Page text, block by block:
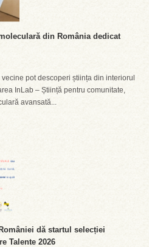
din România dedicat
pot descoperi știința din interiorul
InLab – Știință pentru comunitate,
avansată...
dă startul selecției
Talente 2026